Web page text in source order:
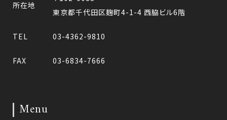
所在地
東京都千代田区麹町4-1-4 西脇ビル6階
TEL 03-4362-9810
FAX 03-6834-7666
Menu